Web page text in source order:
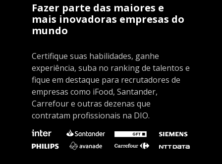
Fazer parte das maiores e
mais inovadoras empresas do
mundo
Certifique suas habilidades, ganhe
experiência, suba no ranking de talentos e
fique em destaque para recrutadores de
empresas como iFood, Santander,
Carrefour e outras dezenas que
contratam profissionais na DIO.